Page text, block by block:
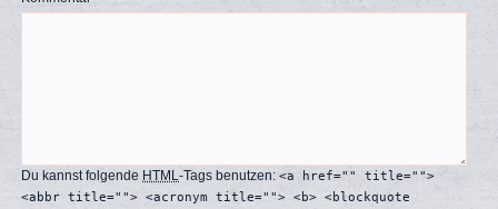
Du kannst folgende HTML-Tags benutzen:<a href="" title="">
<abbr title=""> <acronym title=""> <b> <blockquote